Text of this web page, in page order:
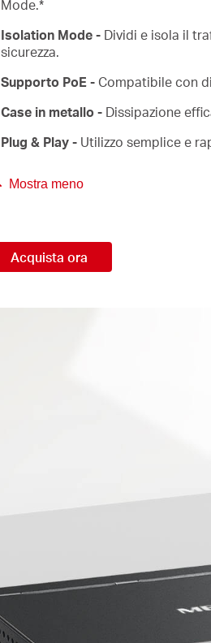
Mode.*
Isolation Mode -Dividi e isola il
sicurezza.
Supporto PoE - Compatibile con
Case in metallo -Dissipazione
Plug & Play - Utilizzo semplice e
Mostra meno
Acquista ora